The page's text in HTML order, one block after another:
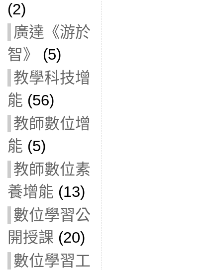
(2)
廣達《游於
智》
(5)
教學科技增
能 (56)
教師數位增
能 (5)
教師數位素
養增能 (13)
數位學習公
開授課 (20)
數位學習工